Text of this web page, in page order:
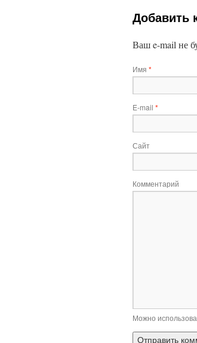
Добавить
Ваш e-mail не
Имя *
E-mail *
Сайт
Комментарий
Можно